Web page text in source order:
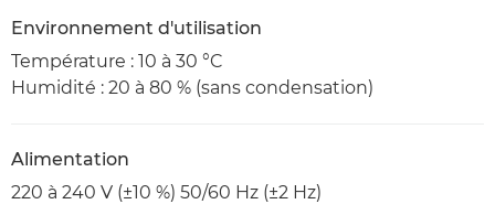
Environnement d'utilisation
Température : 10 à 30 °C
Humidité : 20 à 80 % (sans condensation)
Alimentation
220 à 240 V (±10 %) 50/60 Hz (±2 Hz)